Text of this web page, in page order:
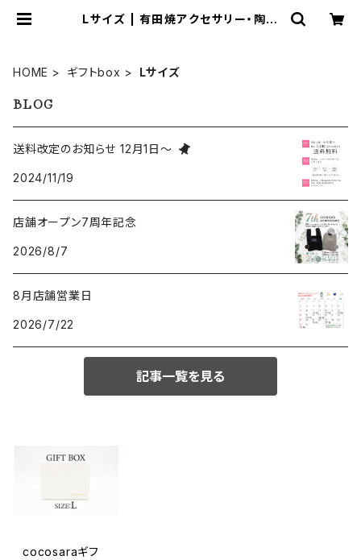
Lサイズ | 有田焼アクセサリー・陶器
HOME
ギフトbox Lサイズ
BLOG
送料改定のお知らせ 12月1日～
2024/11/19
店舗オープン7周年記念
2026/8/7
8月店舗営業日
2026/7/22
記事一覧を見る
cocosaraギフ